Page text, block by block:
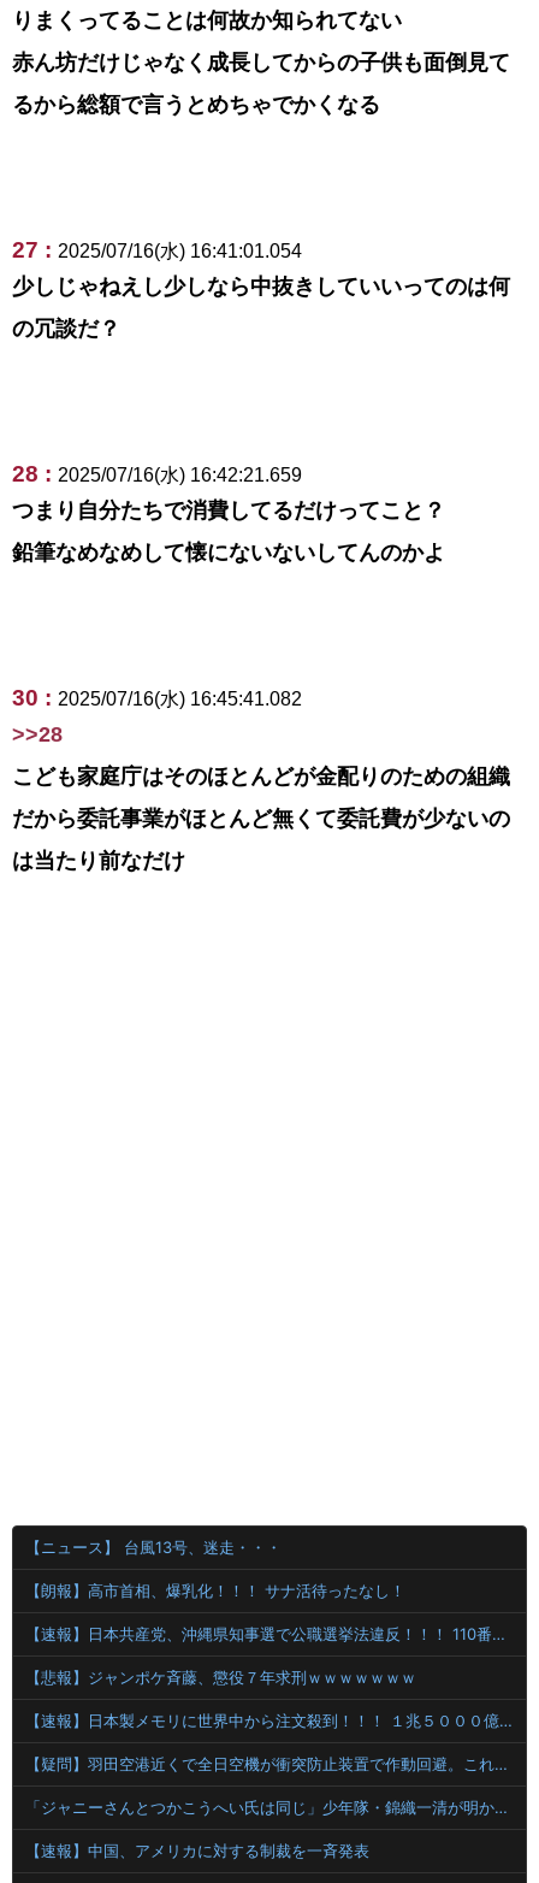
りまくってることは何故か知られてない
赤ん坊だけじゃなく成長してからの子供も面倒見て
るから総額で言うとめちゃでかくなる
27 : 2025/07/16(水) 16:41:01.054
少しじゃねえし少しなら中抜きしていいってのは何
の冗談だ？
28 : 2025/07/16(水) 16:42:21.659
つまり自分たちで消費してるだけってこと？
鉛筆なめなめして懐にないないしてんのかよ
30 : 2025/07/16(水) 16:45:41.082
>>28
こども家庭庁はそのほとんどが金配りのための組織
だから委託事業がほとんど無くて委託費が少ないの
は当たり前なだけ
【ニュース】 台風13号、迷走・・・
【朗報】高市首相、爆乳化！！！ サナ活待ったなし！
【速報】日本共産党、沖縄県知事選で公職選挙法違反！！！ 110番通報されても辞全くめない件
【悲報】ジャンポケ斉藤、懲役７年求刑ｗｗｗｗｗｗｗ
【速報】日本製メモリに世界中から注文殺到！！！ １兆５０００億円で工場増築へ
【疑問】羽田空港近くで全日空機が衝突防止装置で作動回避。これで「ニアミスではない」ってマジ？
「ジャニーさんとつかこうへい氏は同じ」少年隊・錦織一清が明かすレジェンドの共通点と我流の演出論
【速報】中国、アメリカに対する制裁を一斉発表